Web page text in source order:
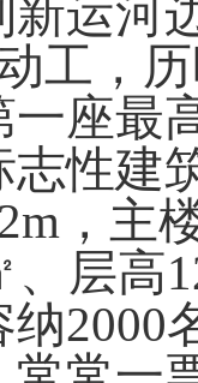
新运河
工，
一座最
志性建
，主
、层高
2000